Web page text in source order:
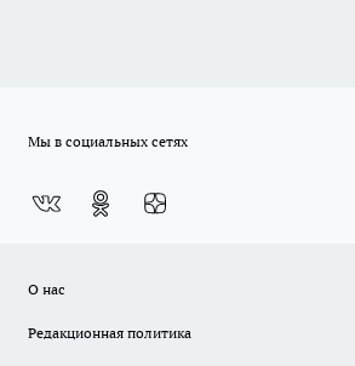
Мы в социальных сетях
О нас
Редакционная политика